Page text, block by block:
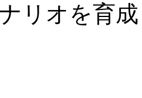
リオを育